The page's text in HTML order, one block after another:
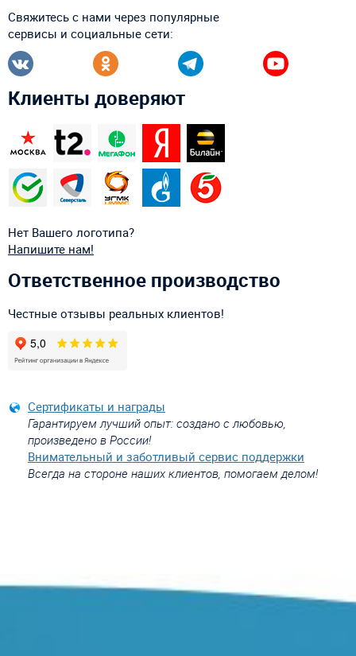
Свяжитесь с нами через популярные
сервисы и социальные сети:
Клиенты доверяют
Нет Вашего логотипа?
Напишите нам!
Ответственное производство
Честные отзывы реальных клиентов!
Сертификаты и награды
Гарантируем лучший опыт: создано с любовью,
произведено в России!
Внимательный и заботливый сервис поддержки
Всегда на стороне наших клиентов, помогаем делом!